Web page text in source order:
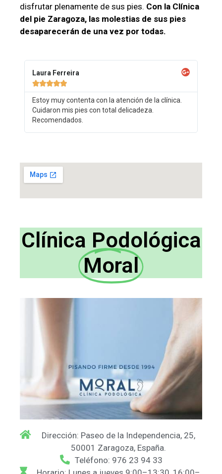
disfrutar plenamente de sus pies. Con la Clínica
del pie Zaragoza, las molestias de sus pies
desaparecerán de una vez por todas.
Laura Ferreira

Estoy muy contenta con la atención de la clínica.
Cuidaron mis pies con total delicadeza.
Recomendados.
Clínica Podológica
Moral
Dirección: Paseo de la Independencia, 25,
50001 Zaragoza, España.
Teléfono: 976 23 94 33